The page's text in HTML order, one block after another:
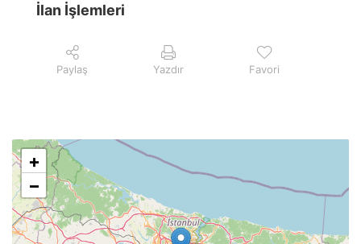
İlan İşlemleri
Paylaş Yazdır Favori
+
−